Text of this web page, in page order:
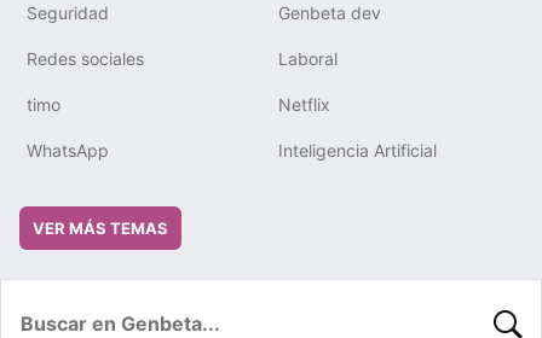
Seguridad Genbeta dev
Redes sociales Laboral
timo Netflix
WhatsApp Inteligencia Artificial
VER MÁS TEMAS